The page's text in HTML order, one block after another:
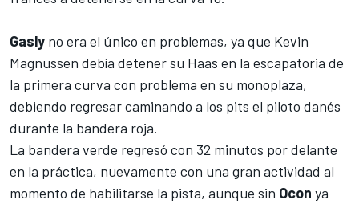
Gasly no era el único en problemas, ya que Kevin
Magnussen debía detener su Haas en la escapatoria de
la primera curva con problema en su monoplaza,
debiendo regresar caminando a los pits el piloto danés
durante la bandera roja.
La bandera verde regresó con 32 minutos por delante
en la práctica, nuevamente con una gran actividad al
momento de habilitarse la pista, aunque sin Ocon ya